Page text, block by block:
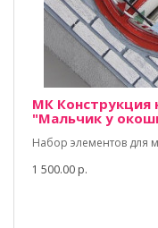
МК Конструкция
"Мальчик у
Набор элементов для
1 500.00 р.